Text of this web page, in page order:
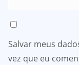
Salvar meus
vez que eu